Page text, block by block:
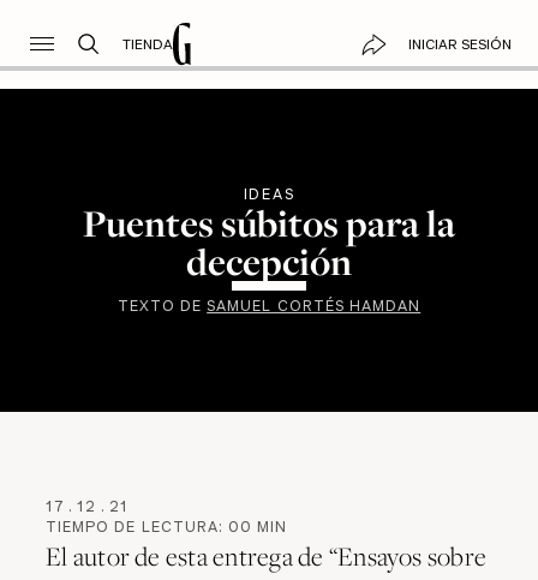
TIENDA INICIAR SESIÓN
IDEAS
Puentes súbitos para la
decepción
TEXTO DE SAMUEL CORTÉS HAMDAN
17 . 12 . 21
TIEMPO DE LECTURA: 00 MIN
El autor de esta entrega de “Ensayos sobre